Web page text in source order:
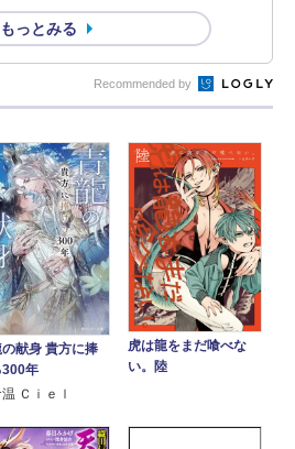
もっとみる
Recommended by
献身 貴方に捧
300年
Ｃｉｅｌ
虎は龍をまだ喰べな
い。陸